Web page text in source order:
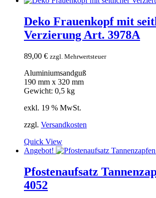
Deko Frauenkopf mit
Verzierung Art. 3978A
89,00 € zzgl. Mehrwertsteuer
Aluminiumsandguß
190 mm x 320 mm
Gewicht: 0,5 kg
exkl. 19 % MwSt.
zzgl. Versandkosten
Quick View
Angebot!
Pfostenaufsatz
4052